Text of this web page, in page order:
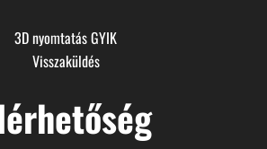
3D nyomtatás GYIK
Visszaküldés